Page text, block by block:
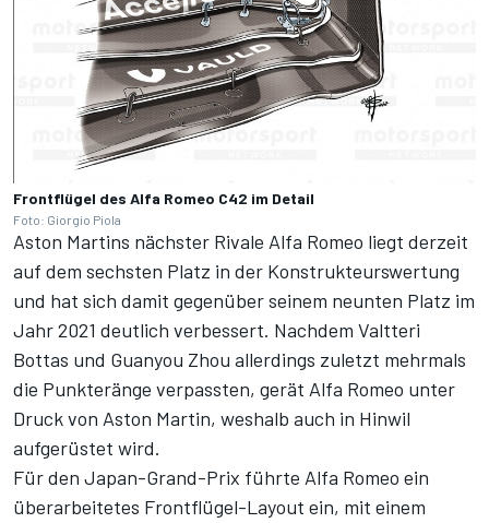
Frontflügel des Alfa Romeo C42 im Detail
Foto: Giorgio Piola
Aston Martins nächster Rivale Alfa Romeo liegt derzeit
auf dem sechsten Platz in der Konstrukteurswertung
und hat sich damit gegenüber seinem neunten Platz im
Jahr 2021 deutlich verbessert. Nachdem Valtteri
Bottas und Guanyou Zhou allerdings zuletzt mehrmals
die Punkteränge verpassten, gerät Alfa Romeo unter
Druck von Aston Martin, weshalb auch in Hinwil
aufgerüstet wird.
Für den Japan-Grand-Prix führte Alfa Romeo ein
überarbeitetes Frontflügel-Layout ein, mit einem